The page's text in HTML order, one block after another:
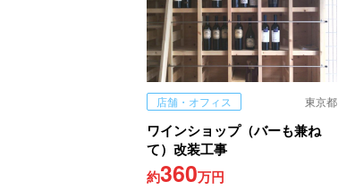
店舗・オフィス 東京都
ワインショップ（バーも兼ね
て）改装工事
約360万円